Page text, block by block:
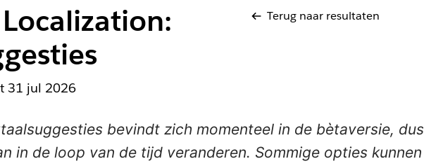
Terug naar resultaten
31 jul 2026
bevindt zich momenteel in de bètaversie, dus
in de loop van de tijd veranderen. Sommige opties kunnen